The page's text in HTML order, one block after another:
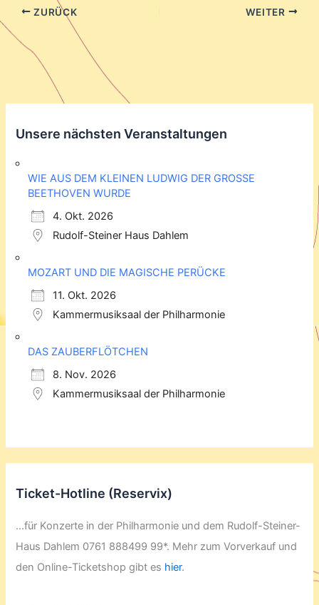
ZURÜCK WEITER
Unsere nächsten Veranstaltungen
WIE AUS DEM KLEINEN LUDWIG DER GROSSE
BEETHOVEN WURDE
4. Okt. 2026
Rudolf-Steiner Haus Dahlem
MOZART UND DIE MAGISCHE PERÜCKE
11. Okt. 2026
Kammermusiksaal der Philharmonie
DAS ZAUBERFLÖTCHEN
8. Nov. 2026
Kammermusiksaal der Philharmonie
Ticket-Hotline (Reservix)
...für Konzerte in der Philharmonie und dem Rudolf-Steiner-
Haus Dahlem 0761 888499 99*. Mehr zum Vorverkauf und
den Online-Ticketshop gibt es hier.